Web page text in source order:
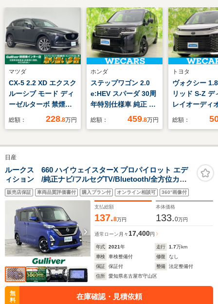
マツダ
CX-5 2.2 XD エクスク
ルーシブ モード ディ
ーゼルターボ 禁煙
車 純正8インチナ
ンドシステム レーダ
ークルーズコントロー
ル 純正ドライブレコ
ーダー LEDヘッドラ
イト 前席シートヒー
ター 前席ベンチレー
ション ETC
総額： 228.8万円
ホンダ
ステップワゴン 2.0
e:HEV スパーダ 30周
年特別仕様車 純正 11
インチ ナビ/フリップ
ンシング/両側電動ス
ーター 前席/マルチビ
ューカメラシステム/
車線逸脱防止支援シス
テム
総額： 459.8万円
トヨタ
ヴォクシー
リッド S-Z デ
レイオーディ
デジタルイン
イドドア/シー
クビューモニ
線逸脱防止支
ム
総額：
日産
ルークス 660 ハイウェイスターX プロパイロット エデ
ィション /純正ナビ/フルセグTV/Bluetooth/全方位カメ
ラ/ETC/両側パワースライドドア/プロパイロット/追従機
能付クルーズコントロール/車線逸脱警報/踏み間違い衝突
防止アシスト/ロールサンシェード
販売店保証 車両品質評価書付 購入プラン付 オンライン相談可 360°画像付
支払総額
137.8万円
本体価格
133.0万円
通常ローン 月々 17,400円
年式 2021年 走行 1.7万km
車検
車検整備付 修復
なし
保証
保証付 整備
法定整備付
住所
愛知県名古屋市守山区
無
料
在庫確認・見積依頼